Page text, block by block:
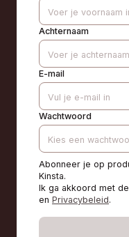
Achternaam
E-mail
Wachtwoord
Abonneer je op
Kinsta.
Ik ga akkoord met
en Privacybeleid.